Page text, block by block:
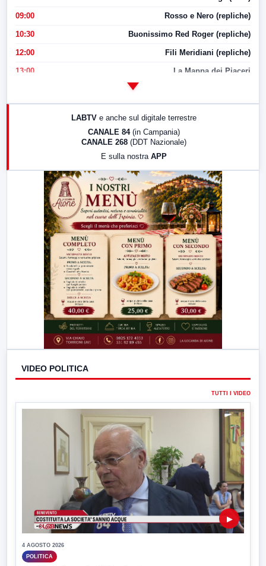
09:00 Rosso e Nero (repliche)
10:30 Buonissimo Red Roger (repliche)
12:00 Fili Meridiani (repliche)
13:00 La Mappa dei Piaceri
LabNews (replica)
LABTV e anche sul digitale terrestre
CANALE 84 (in Campania)
CANALE 268 (DDT Nazionale)
E sulla nostra APP
VIDEO POLITICA
TUTTI I VIDEO
▶
4 AGOSTO 2026
POLITICA